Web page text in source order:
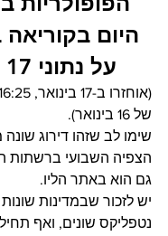
היום
על נתוני 17 בינואר
של 16 בינואר).
שימו לב שזהו דירוג שונה
הצפיה השבועי ברשתות
גם הוא באתר הליו.
יש לזכור שבמדינות
נטפליקס שונים, ואף